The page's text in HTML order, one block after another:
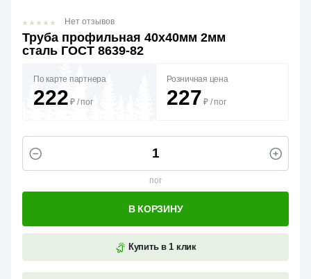
Труба профильная 40х40мм 2мм
сталь ГОСТ 8639-82
Нет отзывов
По карте партнера
222 ₽ / пог
Розничная цена
227 ₽ / пог
пог
Купить в 1 клик
В КОРЗИНУ